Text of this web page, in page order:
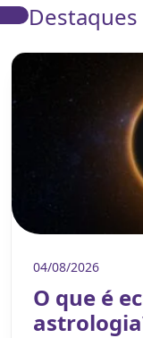
04/08/2026
O que é